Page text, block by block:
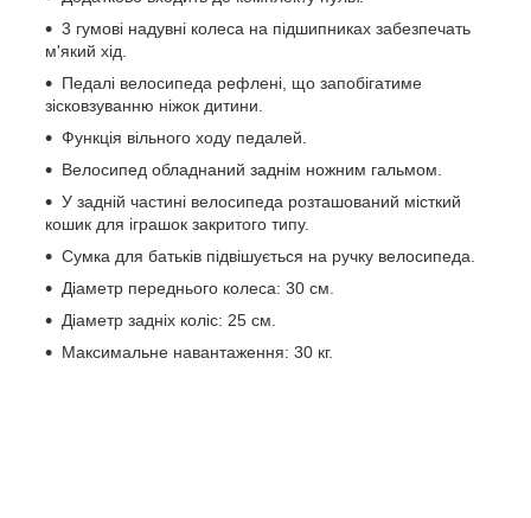
3 гумові надувні колеса на підшипниках забезпечать
м'який хід.
Педалі велосипеда рефлені, що запобігатиме
зісковзуванню ніжок дитини.
Функція вільного ходу педалей.
Велосипед обладнаний заднім ножним гальмом.
У задній частині велосипеда розташований місткий
кошик для іграшок закритого типу.
Сумка для батьків підвішується на ручку велосипеда.
Діаметр переднього колеса: 30 см.
Діаметр задніх коліс: 25 см.
Максимальне навантаження: 30 кг.